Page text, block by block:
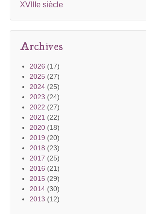
XVIIIe siècle
Archives
2026 (17)
2025 (27)
2024 (25)
2023 (24)
2022 (27)
2021 (22)
2020 (18)
2019 (20)
2018 (23)
2017 (25)
2016 (21)
2015 (29)
2014 (30)
2013 (12)